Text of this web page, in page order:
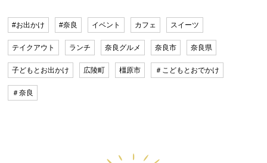
#お出かけ #奈良 イベント カフェ スイーツ
テイクアウト ランチ 奈良グルメ 奈良市 奈良県
子どもとお出かけ 広陵町 橿原市 ＃こどもとおでかけ
＃奈良